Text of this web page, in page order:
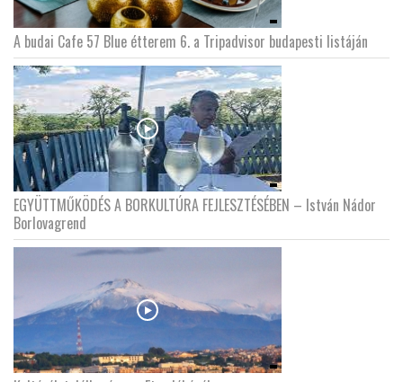
A budai Cafe 57 Blue étterem 6. a Tripadvisor budapesti listáján
EGYÜTTMŰKÖDÉS A BORKULTÚRA FEJLESZTÉSÉBEN – István Nádor
Borlovagrend